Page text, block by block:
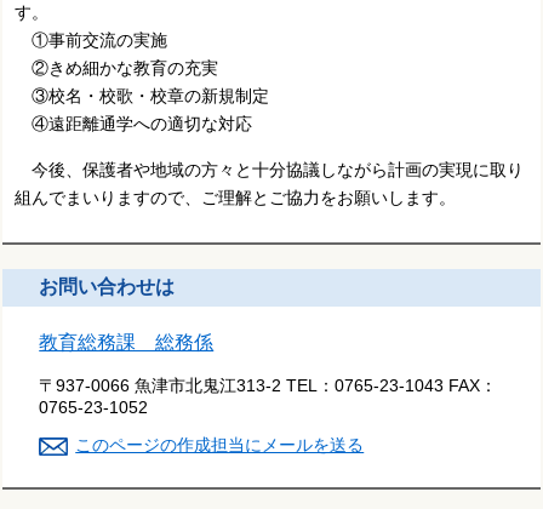
す。
①事前交流の実施
②きめ細かな教育の充実
③校名・校歌・校章の新規制定
④遠距離通学への適切な対応
今後、保護者や地域の方々と十分協議しながら計画の実現に取り
組んでまいりますので、ご理解とご協力をお願いします。
お問い合わせは
教育総務課 総務係
〒937-0066 魚津市北鬼江313-2 TEL：0765-23-1043 FAX：
0765-23-1052
このページの作成担当にメールを送る